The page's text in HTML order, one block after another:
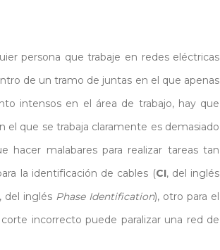
persona que trabaje en redes eléctricas
de un tramo de juntas en el que apenas
intensos en el área de trabajo, hay que
que se trabaja claramente es demasiado
hacer malabares para realizar tareas tan
la identificación de cables (CI, del inglés
del inglés Phase Identification), otro para el
incorrecto puede paralizar una red de